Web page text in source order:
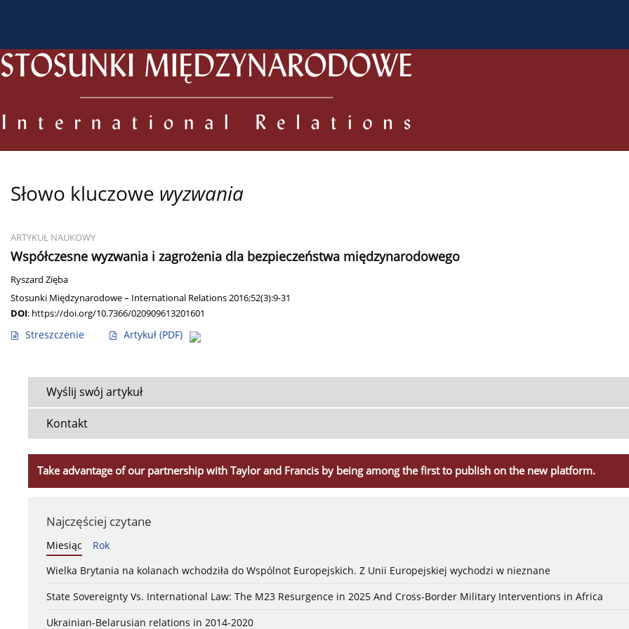
Słowo kluczowe wyzwania
ARTYKUŁ NAUKOWY
Współczesne wyzwania i zagrożenia dla bezpieczeństwa międzynarodowego
Ryszard Zięba
Stosunki Międzynarodowe – International Relations 2016;52(3):9-31
DOI: https://doi.org/10.7366/020909613201601
Streszczenie Artykuł (PDF)
Wyślij swój artykuł
Kontakt
Take advantage of our partnership with Taylor and Francis by being among the first to publish on the new platform.
Najczęściej czytane
Miesiąc
Rok
Wielka Brytania na kolanach wchodziła do Wspólnot Europejskich. Z Unii Europejskiej wychodzi w nieznane
State Sovereignty Vs. International Law: The M23 Resurgence in 2025 And Cross-Border Military Interventions in Africa
Ukrainian-Belarusian relations in 2014-2020